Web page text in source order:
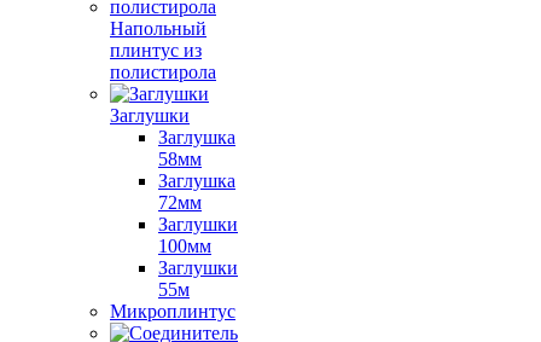
Напольный
плинтус из
полистирола
Заглушки
Заглушка
58мм
Заглушка
72мм
Заглушки
100мм
Заглушки
55м
Микроплинтус